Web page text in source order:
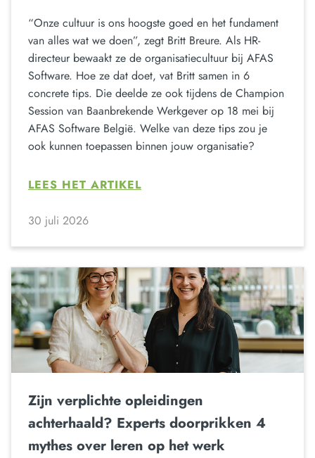
“Onze cultuur is ons hoogste goed en het fundament
van alles wat we doen”, zegt Britt Breure. Als HR-
directeur bewaakt ze de organisatiecultuur bij AFAS
Software. Hoe ze dat doet, vat Britt samen in 6
concrete tips. Die deelde ze ook tijdens de Champion
Session van Baanbrekende Werkgever op 18 mei bij
AFAS Software België. Welke van deze tips zou je
ook kunnen toepassen binnen jouw organisatie?
LEES HET ARTIKEL
30 juli 2026
Zijn verplichte opleidingen
achterhaald? Experts doorprikken 4
mythes over leren op het werk